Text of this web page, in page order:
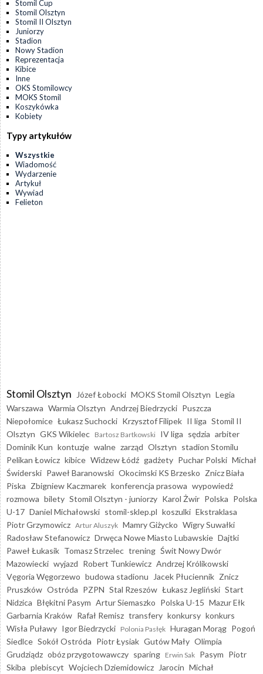
Stomil Cup
Stomil Olsztyn
Stomil II Olsztyn
Juniorzy
Stadion
Nowy Stadion
Reprezentacja
Kibice
Inne
OKS Stomilowcy
MOKS Stomil
Koszykówka
Kobiety
Typy artykułów
Wszystkie
Wiadomość
Wydarzenie
Artykuł
Wywiad
Felieton
Stomil Olsztyn Józef Łobocki MOKS Stomil Olsztyn Legia
Warszawa Warmia Olsztyn Andrzej Biedrzycki Puszcza
Niepołomice Łukasz Suchocki Krzysztof Filipek II liga Stomil II
Olsztyn GKS Wikielec Bartosz Bartkowski IV liga sędzia arbiter
Dominik Kun kontuzje walne zarząd Olsztyn stadion Stomilu
Pelikan Łowicz kibice Widzew Łódź gadżety Puchar Polski Michał
Świderski Paweł Baranowski Okocimski KS Brzesko Znicz Biała
Piska Zbigniew Kaczmarek konferencja prasowa wypowiedź
rozmowa bilety Stomil Olsztyn - juniorzy Karol Żwir Polska Polska
U-17 Daniel Michałowski stomil-sklep.pl koszulki Ekstraklasa
Piotr Grzymowicz Artur Aluszyk Mamry Giżycko Wigry Suwałki
Radosław Stefanowicz Drwęca Nowe Miasto Lubawskie Dajtki
Paweł Łukasik Tomasz Strzelec trening Świt Nowy Dwór
Mazowiecki wyjazd Robert Tunkiewicz Andrzej Królikowski
Vęgoria Węgorzewo budowa stadionu Jacek Płuciennik Znicz
Pruszków Ostróda PZPN Stal Rzeszów Łukasz Jegliński Start
Nidzica Błękitni Pasym Artur Siemaszko Polska U-15 Mazur Ełk
Garbarnia Kraków Rafał Remisz transfery konkursy konkurs
Wisła Puławy Igor Biedrzycki Polonia Pasłęk Huragan Morąg Pogoń
Siedlce Sokół Ostróda Piotr Łysiak Gutów Mały Olimpia
Grudziądz obóz przygotowawczy sparing Erwin Sak Pasym Piotr
Skiba plebiscyt Wojciech Dziemidowicz Jarocin Michał